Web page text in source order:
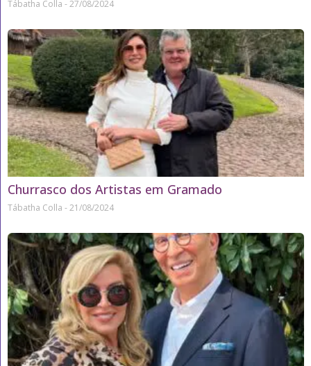
Tábatha Colla 27/08/2024
Churrasco dos Artistas em Gramado
Tábatha Colla 21/08/2024